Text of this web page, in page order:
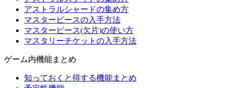
アストラルシャードの集め方
マスターピースの入手方法
マスターピース(欠片)の使い方
マスタリーチケットの入手方法
ゲーム内機能まとめ
知っておくと得する機能まとめ